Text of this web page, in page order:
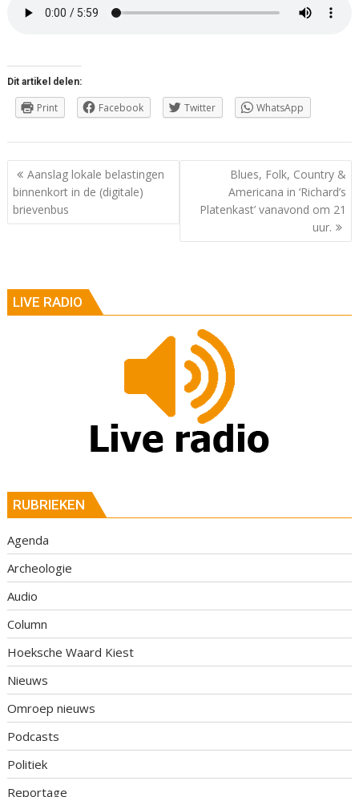
Dit artikel delen:
Print Facebook Twitter WhatsApp
Berichtnavigatie
Aanslag lokale belastingen
binnenkort in de (digitale)
brievenbus
Blues, Folk, Country &
Americana in ‘Richard’s
Platenkast’ vanavond om 21
uur.
LIVE RADIO
RUBRIEKEN
Agenda
Archeologie
Audio
Column
Hoeksche Waard Kiest
Nieuws
Omroep nieuws
Podcasts
Politiek
Reportage